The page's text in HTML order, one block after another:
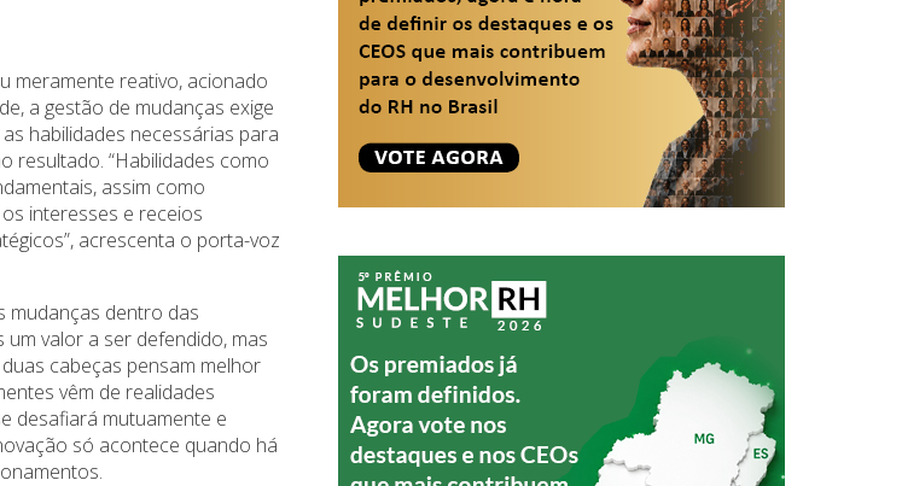
meramente reativo, acionado
a gestão de mudanças exige
habilidades necessárias para
resultado. “Habilidades como
assim como
interesses e receios
acrescenta o porta-voz
mudanças dentro das
um valor a ser defendido, mas
cabeças pensam melhor
vêm de realidades
desafiará mutuamente e
só acontece quando há